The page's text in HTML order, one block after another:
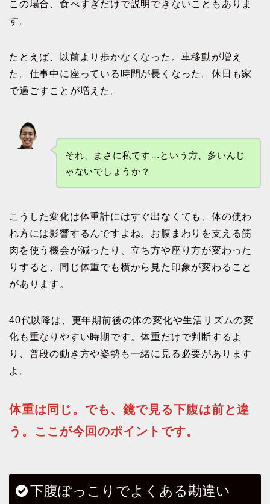
この場合、食べすぎだけで説明できないこともありま
す。
たとえば、以前より歩かなくなった。車移動が増え
た。仕事中に座っている時間が長くなった。休日も家
で過ごすことが増えた。
それ、まさに私です…という方、多いんじ
ゃないでしょうか？
こうした変化は体重計にはすぐ出なくても、体の使わ
れ方には影響するんですよね。お腹まわりを支える筋
肉を使う機会が減ったり、立ち方や座り方が変わった
りすると、同じ体重でも横から見た印象が変わること
があります。
40代以降は、更年期前後の体の変化や生活リズムの変
化も重なりやすい時期です。体重だけで判断するよ
り、普段の動き方や姿勢も一緒に見る必要があります
よ。
体重は同じ。でも、鏡で見る下腹は前と違
う。ここが今回のポイントです。
下腹ぽっこりでよくある勘違い